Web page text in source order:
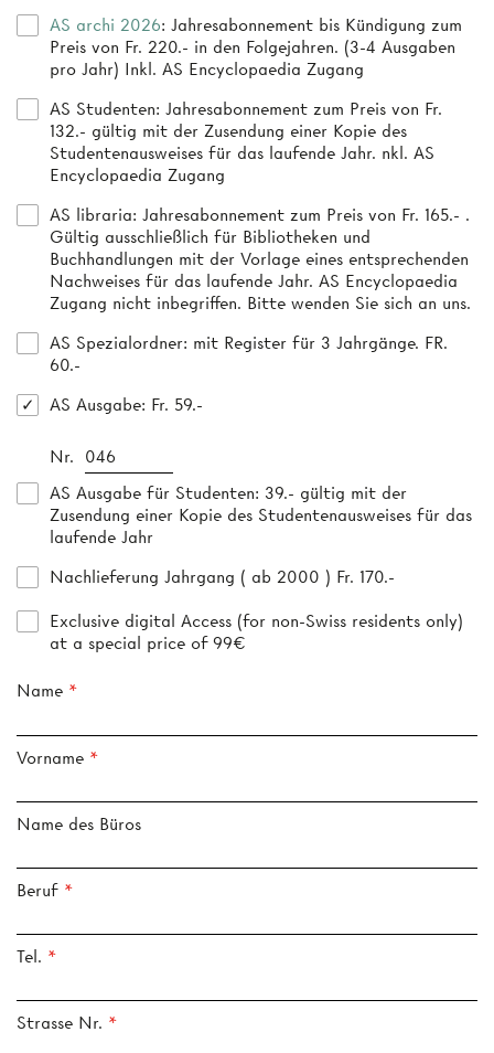
AS archi 2026: Jahresabonnement bis Kündigung zum
Preis von Fr. 220.- in den Folgejahren. (3-4 Ausgaben
pro Jahr) Inkl. AS Encyclopaedia Zugang
AS Studenten: Jahresabonnement zum Preis von Fr.
132.- gültig mit der Zusendung einer Kopie des
Studentenausweises für das laufende Jahr. nkl. AS
Encyclopaedia Zugang
AS libraria: Jahresabonnement zum Preis von Fr. 165.- .
Gültig ausschließlich für Bibliotheken und
Buchhandlungen mit der Vorlage eines entsprechenden
Nachweises für das laufende Jahr. AS Encyclopaedia
Zugang nicht inbegriffen. Bitte wenden Sie sich an uns.
AS Spezialordner: mit Register für 3 Jahrgänge. FR.
60.-
AS Ausgabe: Fr. 59.-
Nr.
AS Ausgabe für Studenten: 39.- gültig mit der
Zusendung einer Kopie des Studentenausweises für das
laufende Jahr
Nachlieferung Jahrgang ( ab 2000 ) Fr. 170.-
Exclusive digital Access (for non-Swiss residents only)
at a special price of 99€
Name
Vorname
Name des Büros
Beruf
Tel.
Strasse Nr.